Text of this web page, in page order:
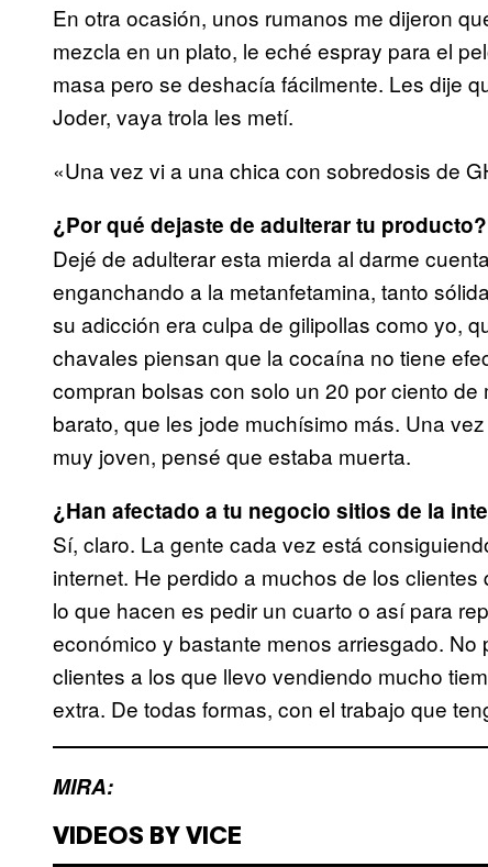
En otra ocasión, unos rumanos me dijeron
mezcla en un plato, le eché espray para el
masa pero se deshacía fácilmente. Les dije
Joder, vaya trola les metí.
«Una vez vi a una chica con sobredosis de
¿Por qué dejaste de adulterar tu producto?
Dejé de adulterar esta mierda al darme
enganchando a la metanfetamina, tanto
su adicción era culpa de gilipollas como yo,
chavales piensan que la cocaína no tiene
compran bolsas con solo un 20 por ciento
barato, que les jode muchísimo más. Una
muy joven, pensé que estaba muerta.
¿Han afectado a tu negocio sitios de la
Sí, claro. La gente cada vez está
internet. He perdido a muchos de los
lo que hacen es pedir un cuarto o así para
económico y bastante menos arriesgado.
clientes a los que llevo vendiendo mucho
extra. De todas formas, con el trabajo que
MIRA:
VIDEOS BY VICE